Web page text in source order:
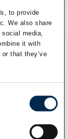
to provide
We also share
media,
it with
that they’ve